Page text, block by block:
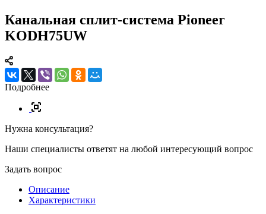
Канальная сплит-система Pioneer
KODH75UW
Подробнее
Нужна консультация?
Наши специалисты ответят на любой интересующий вопрос
Задать вопрос
Описание
Характеристики